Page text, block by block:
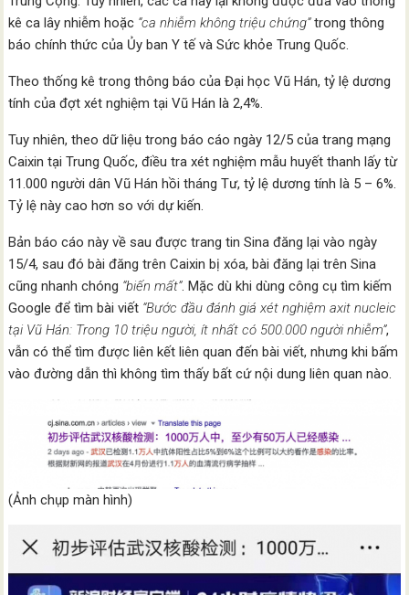
kê ca lây nhiễm hoặc “ca nhiễm không triệu chứng”trong thông
báo chính thức của Ủy ban Y tế và Sức khỏe Trung Quốc.
Theo thống kê trong thông báo của Đại học Vũ Hán, tỷ lệ dương
tính của đợt xét nghiệm tại Vũ Hán là 2,4%.
Tuy nhiên, theo dữ liệu trong báo cáo ngày 12/5 của trang mạng
Caixin tại Trung Quốc, điều tra xét nghiệm mẫu huyết thanh lấy từ
11.000 người dân Vũ Hán hồi tháng Tư, tỷ lệ dương tính là 5 – 6%.
Tỷ lệ này cao hơn so với dự kiến.
Bản báo cáo này về sau được trang tin Sina đăng lại vào ngày
15/4, sau đó bài đăng trên Caixin bị xóa, bài đăng lại trên Sina
cũng nhanh chóng “biến mất”. Mặc dù khi dùng công cụ tìm kiếm
Google để tìm bài viết “Bước đầu đánh giá xét nghiệm axit nucleic
tại Vũ Hán: Trong 10 triệu người, ít nhất có 500.000 người nhiễm”,
vẫn có thể tìm được liên kết liên quan đến bài viết, nhưng khi bấm
vào đường dẫn thì không tìm thấy bất cứ nội dung liên quan nào.
(Ảnh chụp màn hình)